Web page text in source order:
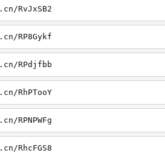
RvJxSB2
RP8Gykf
RPdjfbb
RhPTooY
RPNPWFg
RhcFGS8